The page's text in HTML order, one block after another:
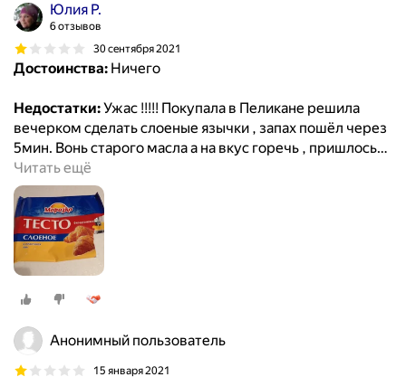
Юлия Р.
6 отзывов
30 сентября 2021
Достоинства: Ничего
Недостатки:Ужас !!!!! Покупала в Пеликане решила
вечерком сделать слоеные язычки , запах пошёл через
5мин. Вонь старого масла а на вкус горечь , пришлось…
Читать ещё
Анонимный пользователь
15 января 2021